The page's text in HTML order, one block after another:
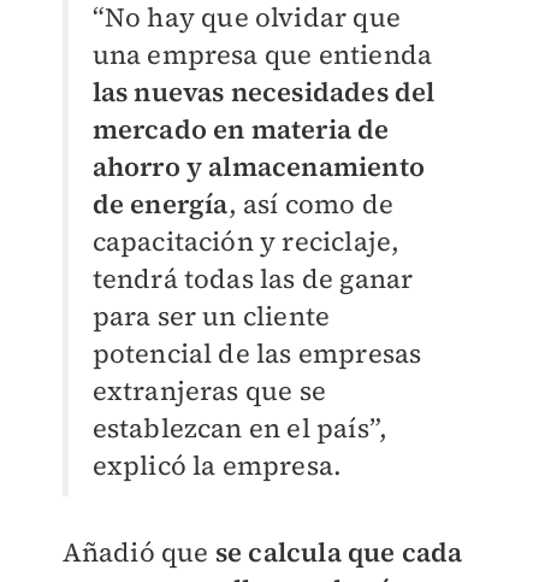
“No hay que olvidar que
una empresa que entienda
las nuevas necesidades del
mercado en materia de
ahorro y almacenamiento
de energía, así como de
capacitación y reciclaje,
tendrá todas las de ganar
para ser un cliente
potencial de las empresas
extranjeras que se
establezcan en el país”,
explicó la empresa.
Añadió que se calcula que cada